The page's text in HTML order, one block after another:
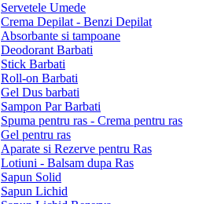
Servetele Umede
Crema Depilat - Benzi Depilat
Absorbante si tampoane
Deodorant Barbati
Stick Barbati
Roll-on Barbati
Gel Dus barbati
Sampon Par Barbati
Spuma pentru ras - Crema pentru ras
Gel pentru ras
Aparate si Rezerve pentru Ras
Lotiuni - Balsam dupa Ras
Sapun Solid
Sapun Lichid